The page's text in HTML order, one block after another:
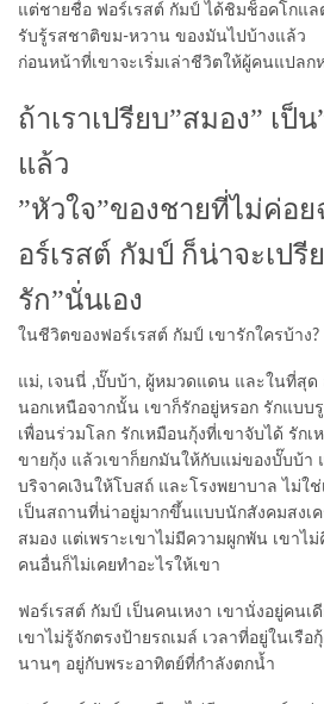
แต่ชายชื่อ ฟอร์เรสต์ กัมป์ ได้ชิมช็อคโกแล
รับรู้รสชาติขม-หวาน ของมันไปบ้างแล้ว
ก่อนหน้าที่เขาจะเริ่มเล่าชีวิตให้ผู้คนแปลก
ถ้าเราเปรียบ”สมอง” เป็
แล้ว
”หัวใจ”ของชายที่ไม่ค่อ
อร์เรสต์ กัมป์ ก็น่าจะเปรี
รัก”นั่นเอง
ในชีวิตของฟอร์เรสต์ กัมป์ เขารักใครบ้าง?
แม่, เจนนี่ ,บั๊บบ้า, ผู้หมวดแดน และในที่สุด
นอกเหนือจากนั้น เขาก็รักอยู่หรอก รักแบบ
เพื่อนร่วมโลก รักเหมือนกุ้งที่เขาจับได้ รักเ
ขายกุ้ง แล้วเขาก็ยกมันให้กับแม่ของบั๊บบ้า
บริจาคเงินให้โบสถ์ และโรงพยาบาล ไม่ใ
เป็นสถานที่น่าอยู่มากขึ้นแบบนักสังคมสงเค
สมอง แต่เพราะเขาไม่มีความผูกพัน เขาไม่
คนอื่นก็ไม่เคยทำอะไรให้เขา
ฟอร์เรสต์ กัมป์ เป็นคนเหงา เขานั่งอยู่คนเ
เขาไม่รู้จักตรงป้ายรถเมล์ เวลาที่อยู่ในเรือ
นานๆ อยู่กับพระอาทิตย์ที่กำลังตกน้ำ